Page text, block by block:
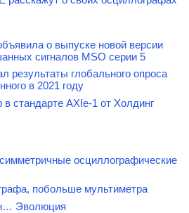
о выпуске новой версии
сигналов MSO серии 5
результаты глобального опроса
в 2021 году
стандарте AXIe-1 от Холдинг
осциллографические
побольше мультиметра
Эволюция